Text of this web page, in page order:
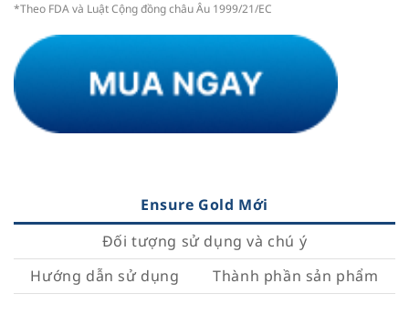
*Theo FDA và Luật Cộng đồng châu Âu 1999/21/EC
Ensure Gold Mới
Đối tượng sử dụng và chú ý
Hướng dẫn sử dụng
Thành phần sản phẩm